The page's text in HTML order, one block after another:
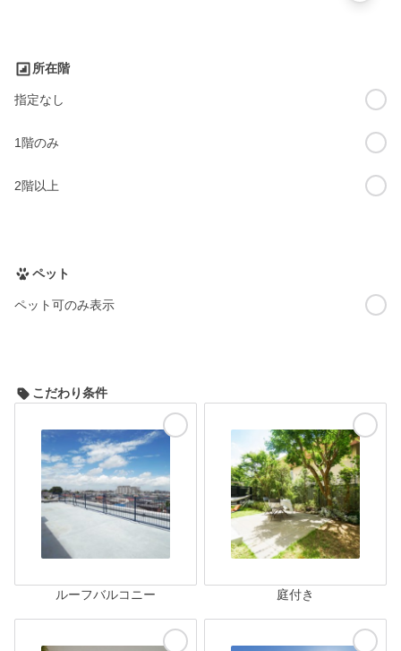
所在階
指定なし
1階のみ
2階以上
ペット
ペット可のみ表示
こだわり条件
ルーフバルコニー 庭付き